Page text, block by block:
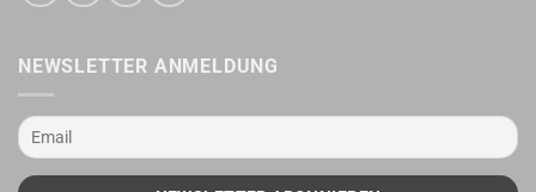
NEWSLETTER ANMELDUNG